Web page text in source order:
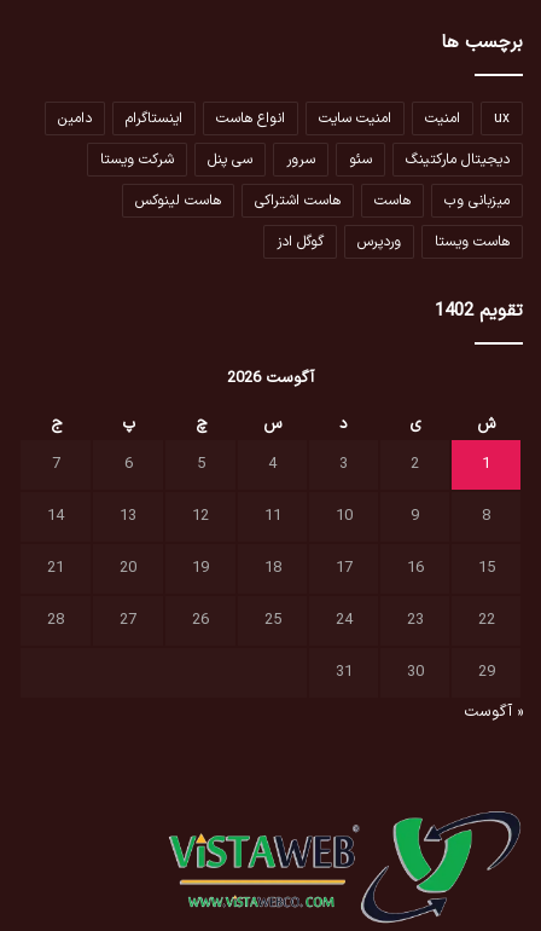
برچسب ها
ux امنیت امنیت سایت انواع هاست اینستاگرام
دامین
دیجیتال مارکتینگ
سئو سرور سی پنل
شرکت ویستا
میزبانی وب
هاست هاست اشتراکی
هاست لینوکس
هاست ویستا
وردپرس گوگل ادز
تقویم 1402
آگوست 2026
ش
ی د س چ پ
ج
1
2
3
4
5
6
7
8
9
10
11
12
13
14
15
16
17
18
19
20
21
22
23
24
25
26
27
28
29
30
31
« آگوست